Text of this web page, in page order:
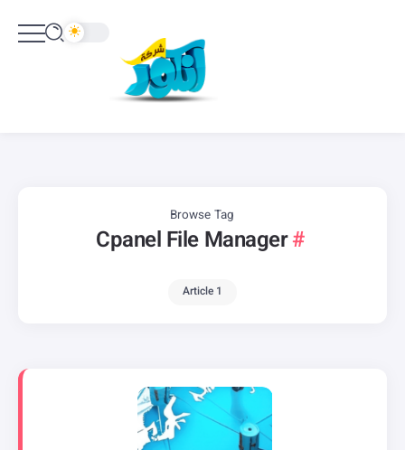
Browse Tag
Cpanel File Manager
1 Article